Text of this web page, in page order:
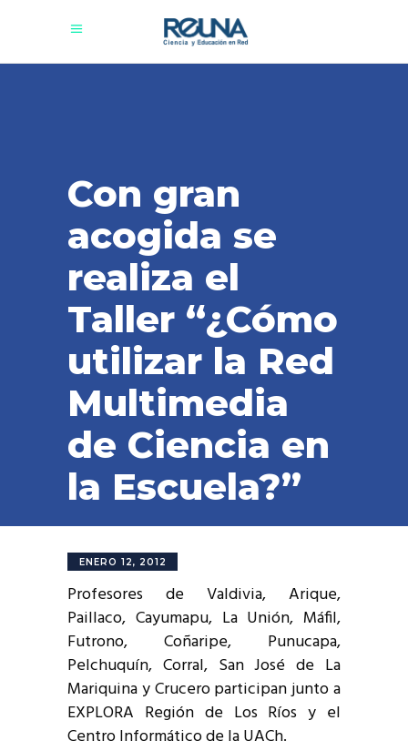
Con gran
acogida se
realiza el
Taller “¿Cómo
utilizar la Red
Multimedia
de Ciencia en
la Escuela?”
ENERO 12, 2012
Profesores de Valdivia, Arique,
Paillaco, Cayumapu, La Unión, Máfil,
Futrono, Coñaripe, Punucapa,
Pelchuquín, Corral, San José de La
Mariquina y Crucero participan junto a
EXPLORA Región de Los Ríos y el
Centro Informático de la UACh.